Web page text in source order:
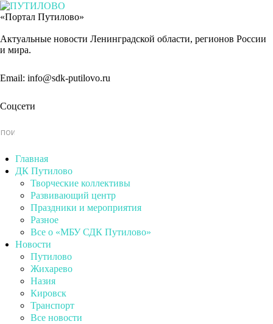
«Портал Путилово»
Актуальные новости Ленинградской области, регионов России
и мира.
Email: info@sdk-putilovo.ru
Соцсети
Главная
ДК Путилово
Творческие коллективы
Развивающий центр
Праздники и мероприятия
Разное
Все о «МБУ СДК Путилово»
Новости
Путилово
Жихарево
Назия
Кировск
Транспорт
Все новости